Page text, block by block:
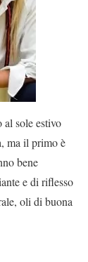
sole estivo
ma il primo è
bene
e di riflesso
oli di buona